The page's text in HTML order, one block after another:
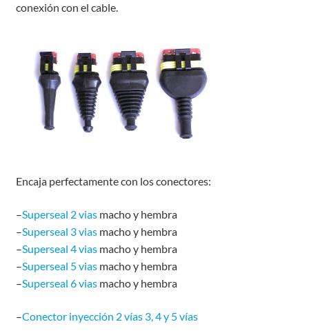
conexión con el cable.
Encaja perfectamente con los conectores:
–Superseal 2 viasmacho y hembra
–Superseal 3 viasmacho y hembra
–Superseal 4 viasmacho y hembra
–Superseal 5 viasmacho y hembra
–Superseal 6 viasmacho y hembra
–Conector inyección 2 vías 3, 4 y 5 vías